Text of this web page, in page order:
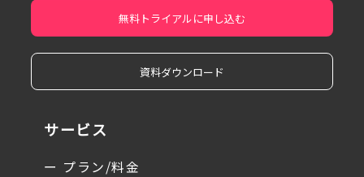
無料トライアルに申し込む
資料ダウンロード
サービス
ー プラン/料金